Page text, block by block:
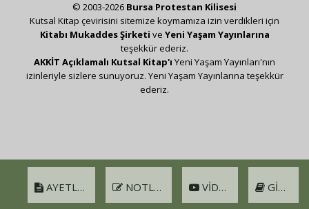
AYETLER NOTLAR VIDEO GIRIŞ
© 2003-2026 Bursa Protestan Kilisesi
Kutsal Kitap çevirisini sitemize koymamıza izin verdikleri için
Kitabı Mukaddes Şirketi ve Yeni Yaşam Yayınlarına
teşekkür ederiz.
AKKİT Açıklamalı Kutsal Kitap'ı Yeni Yaşam Yayınları'nın
izinleriyle sizlere sunuyoruz. Yeni Yaşam Yayınlarına teşekkür
ederiz.